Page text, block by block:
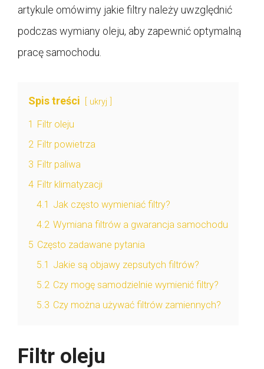
artykule omówimy jakie filtry należy uwzględnić
podczas wymiany oleju, aby zapewnić optymalną
pracę samochodu.
Spis treści ukryj
1 Filtr oleju
2 Filtr powietrza
3 Filtr paliwa
4 Filtr klimatyzacji
4.1 Jak często wymieniać filtry?
4.2 Wymiana filtrów a gwarancja samochodu
5 Często zadawane pytania
5.1 Jakie są objawy zepsutych filtrów?
5.2 Czy mogę samodzielnie wymienić filtry?
5.3 Czy można używać filtrów zamiennych?
Filtr oleju